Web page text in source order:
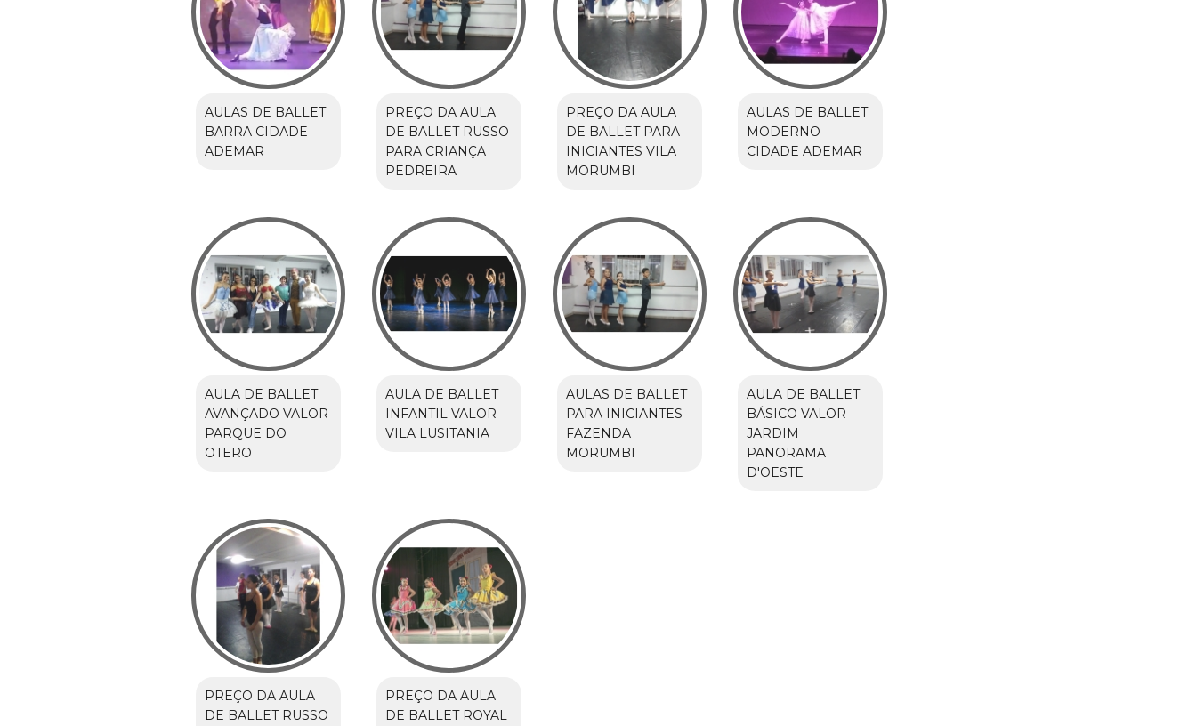
AULAS DE BALLET
BARRA CIDADE
ADEMAR
PREÇO DA AULA
DE BALLET RUSSO
PARA CRIANÇA
PEDREIRA
PREÇO DA AULA
DE BALLET PARA
INICIANTES VILA
MORUMBI
AULAS DE BALLET
MODERNO
CIDADE ADEMAR
AULA DE BALLET
AVANÇADO VALOR
PARQUE DO
OTERO
AULA DE BALLET
INFANTIL VALOR
VILA LUSITANIA
AULAS DE BALLET
PARA INICIANTES
FAZENDA
MORUMBI
AULA DE BALLET
BÁSICO VALOR
JARDIM
PANORAMA
D'OESTE
PREÇO DA AULA
DE BALLET RUSSO
PREÇO DA AULA
DE BALLET ROYAL